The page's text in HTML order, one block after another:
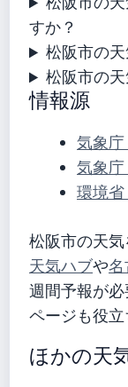
すか？
松阪市の
松阪市の
情報源
気象
気象
環境
松阪市の天気
天気ハブや
週間予報が必
ページも役立
ほかの天